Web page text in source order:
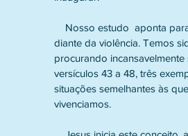
diante da violência. Temos
procurando
versículos 43 a 48, três
situações semelhantes às
vivenciamos.